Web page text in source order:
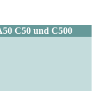
C50 und C500